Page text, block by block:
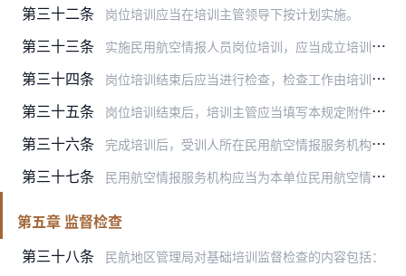
第三十二条 岗位培训应当在培训主管领导下按计划实施。
第三十三条 实施民用航空情报人员岗位培训，应当成立培训组。培训组应当为每一位受训人制定培训计划，培训计划应当包括培训的种类、内容、方式、时间、地点，受训人、培训机构、培训教…
第三十四条 岗位培训结束后应当进行检查，检查工作由培训主管和培训教员共同实施。
第三十五条 岗位培训结束后，培训主管应当填写本规定附件三规定的《受训人岗位培训登记表》并存入民用航空情报人员技术档案。
第三十六条 完成培训后，受训人所在民用航空情报服务机构应当妥善保存每位受训人岗位培训记录。
第三十七条 民用航空情报服务机构应当为本单位民用航空情报人员在申请民用航空情报员执照或者执照注册时出具培训证明。
第五章 监督检查
第三十八条
民航地区管理局对基础培训监督检查的内容包括：